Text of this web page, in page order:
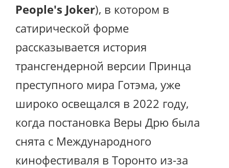
People's Joker), в котором в
сатирической форме
рассказывается история
трансгендерной версии Принца
преступного мира Готэма, уже
широко освещался в 2022 году,
когда постановка Веры Дрю была
снята с Международного
кинофестиваля в Торонто из-за